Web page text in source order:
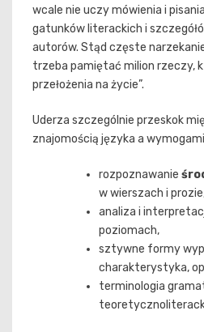
wcale nie uczy mówienia i
gatunków literackich i
autorów. Stąd częste
trzeba pamiętać milion rzeczy,
przełożenia na życie”.
Uderza szczególnie przeskok
znajomością języka a
rozpoznawanie
w wierszach i
analiza i
poziomach,
sztywne formy
charakterystyka,
terminologia